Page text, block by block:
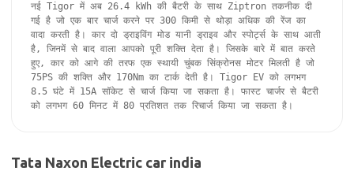
नई Tigor में अब 26.4 kWh की बैटरी के साथ Ziptron तकनीक दी
गई है जो एक बार चार्ज करने पर 300 किमी से थोड़ा अधिक की रेंज का
वादा करती है। कार दो ड्राइविंग मोड यानी ड्राइव और स्पोर्ट्स के साथ आती
है, जिनमें से बाद वाला आपको पूरी शक्ति देता है। जिसके बारे में बात करते
हुए, कार को आगे की तरफ एक स्थायी चुंबक सिंक्रोनस मोटर मिलती है जो
75PS की शक्ति और 170Nm का टार्क देती है। Tigor EV को लगभग
8.5 घंटे में 15A सॉकेट से चार्ज किया जा सकता है। फास्ट चार्जर से बैटरी
को लगभग 60 मिनट में 80 प्रतिशत तक रिचार्ज किया जा सकता है।
Tata Naxon Electric car india